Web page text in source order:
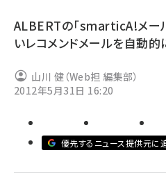
youtube (2425)
セミナー (2301)
meo (1274)
ALBERTの「smarticA!メー
いレコメンドメールを自動的
山川 健（Web担 編集部）
2012年5月31日 16:20
優先するニュース提供元に